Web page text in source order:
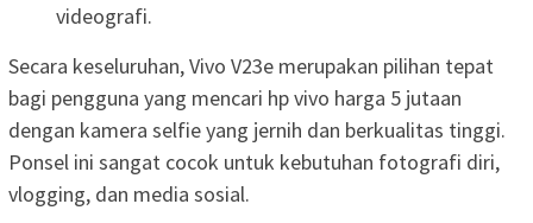
videografi.
Secara keseluruhan, Vivo V23e merupakan pilihan tepat
bagi pengguna yang mencari hp vivo harga 5 jutaan
dengan kamera selfie yang jernih dan berkualitas tinggi.
Ponsel ini sangat cocok untuk kebutuhan fotografi diri,
vlogging, dan media sosial.